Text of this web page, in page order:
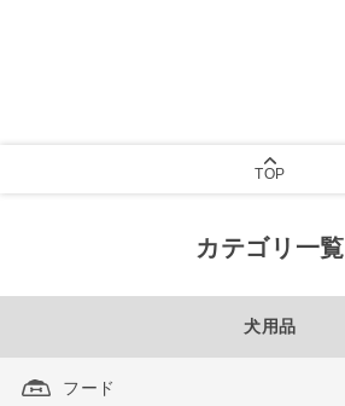
TOP
カテゴリ一覧
犬用品
フード